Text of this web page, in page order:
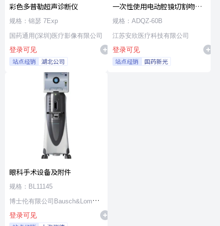
彩色多普勒超声诊断仪
规格：锦瑟 7Exp
国药通用(深圳)医疗影像有限公司
登录可见
站点经销 湖北公司
一次性使用电动腔镜切割吻合
器及组件
规格：ADQZ-60B
江苏安欣医疗科技有限公司
登录可见
站点经销 国药新光
眼科手术设备及附件
规格：BL11145
博士伦有限公司Bausch&Lomb
Incorporated
登录可见